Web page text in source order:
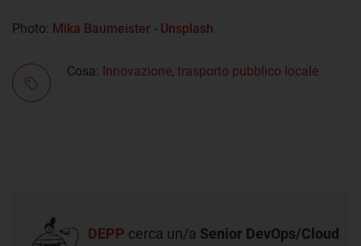
Photo: Mika Baumeister - Unsplash
Cosa: Innovazione, trasporto pubblico locale
DEPP cerca un/a Senior DevOps/Cloud